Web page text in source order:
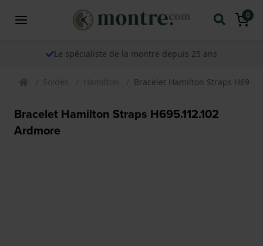
0
Le spécialiste de la montre depuis 25 ans
Soldes Hamilton Bracelet Hamilton Straps
Bracelet Hamilton Straps H695.112.102
Ardmore